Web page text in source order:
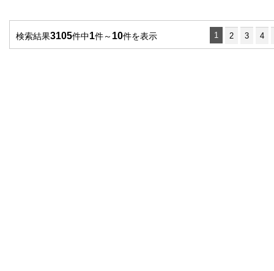
検索結果3105件中1件～ 10件を表示 1 2 3 4